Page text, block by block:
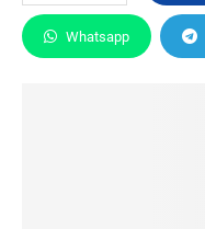
Whatsapp